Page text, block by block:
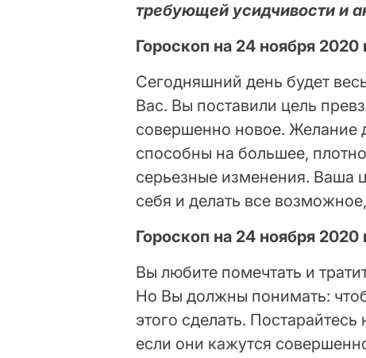
требующей усидчивости и
Гороскоп на 24 ноября 2020
Сегодняшний день будет
Вас. Вы поставили цель
совершенно новое. Желание
способны на большее,
серьезные изменения. Ваша
себя и делать все
Гороскоп на 24 ноября 2020
Вы любите помечтать и
Но Вы должны понимать:
этого сделать.
если они кажутся